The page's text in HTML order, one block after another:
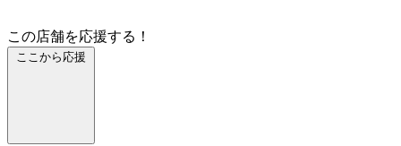
この店舗を応援する！
ここから応援